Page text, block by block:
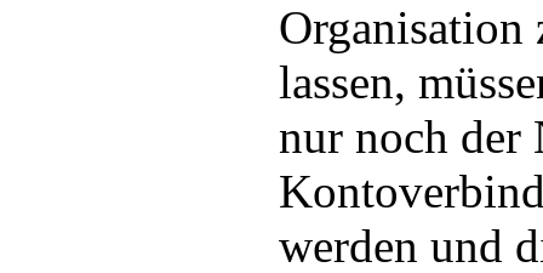
Organisation
lassen,
nur noch der
werden und